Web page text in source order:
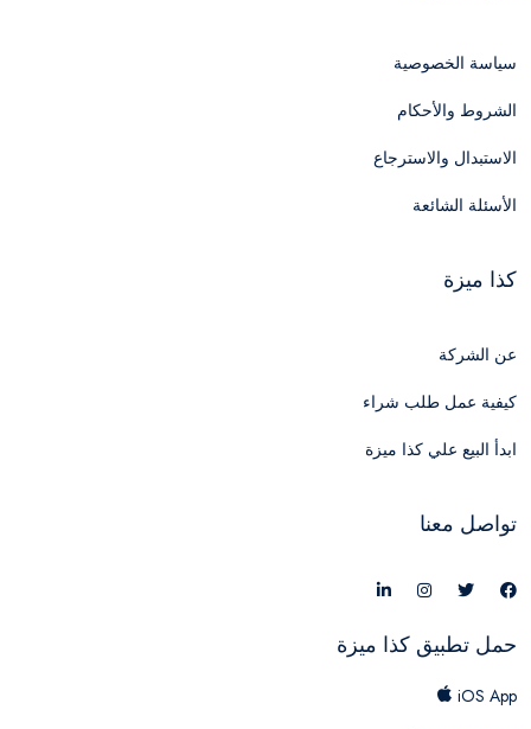
سياسة الخصوصية
الشروط والأحكام
الاستبدال والاسترجاع
الأسئلة الشائعة
كذا ميزة
عن الشركة
كيفية عمل طلب شراء
ابدأ البيع علي كذا ميزة
تواصل معنا
حمل تطبيق كذا ميزة
iOS App